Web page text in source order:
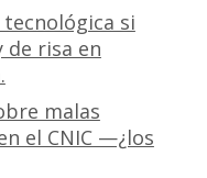
si
de risa en
malas
el CNIC —¿los